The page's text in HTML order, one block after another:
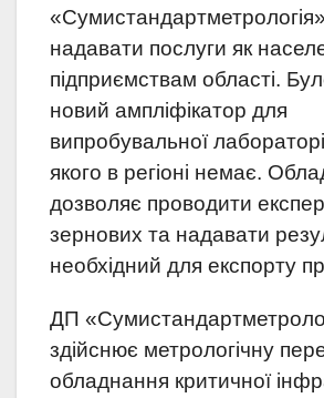
надавати послуги як
підприємствам області.
новий ампліфікатор для
випробувальної
якого в регіоні немає.
дозволяє проводити
зернових та надавати
необхідний для експорту
ДП
здійснює метрологічну
обладнання критичної